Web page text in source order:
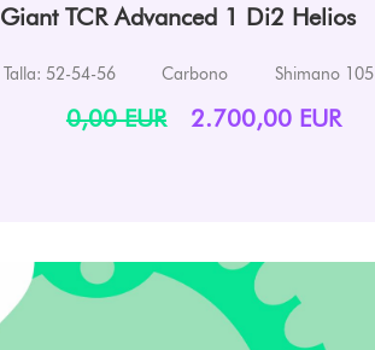
Giant TCR Advanced 1 Di2 Helios
Talla: 52-54-56 Carbono Shimano 105
0,00 EUR 2.700,00 EUR